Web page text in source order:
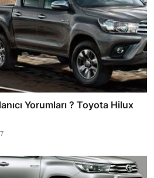
Yorumları ? Toyota Hilux